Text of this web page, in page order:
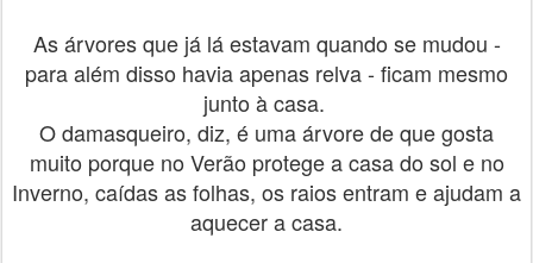
As árvores que já lá estavam quando se mudou -
para além disso havia apenas relva - ficam mesmo
junto à casa.
O damasqueiro, diz, é uma árvore de que gosta
muito porque no Verão protege a casa do sol e no
Inverno, caídas as folhas, os raios entram e ajudam a
aquecer a casa.